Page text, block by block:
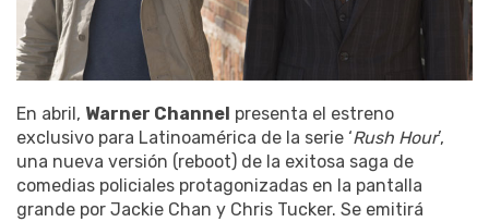
En abril, Warner Channel presenta el estreno
exclusivo para Latinoamérica de la serie ‘Rush Hour’,
una nueva versión (reboot) de la exitosa saga de
comedias policiales protagonizadas en la pantalla
grande por Jackie Chan y Chris Tucker. Se emitirá